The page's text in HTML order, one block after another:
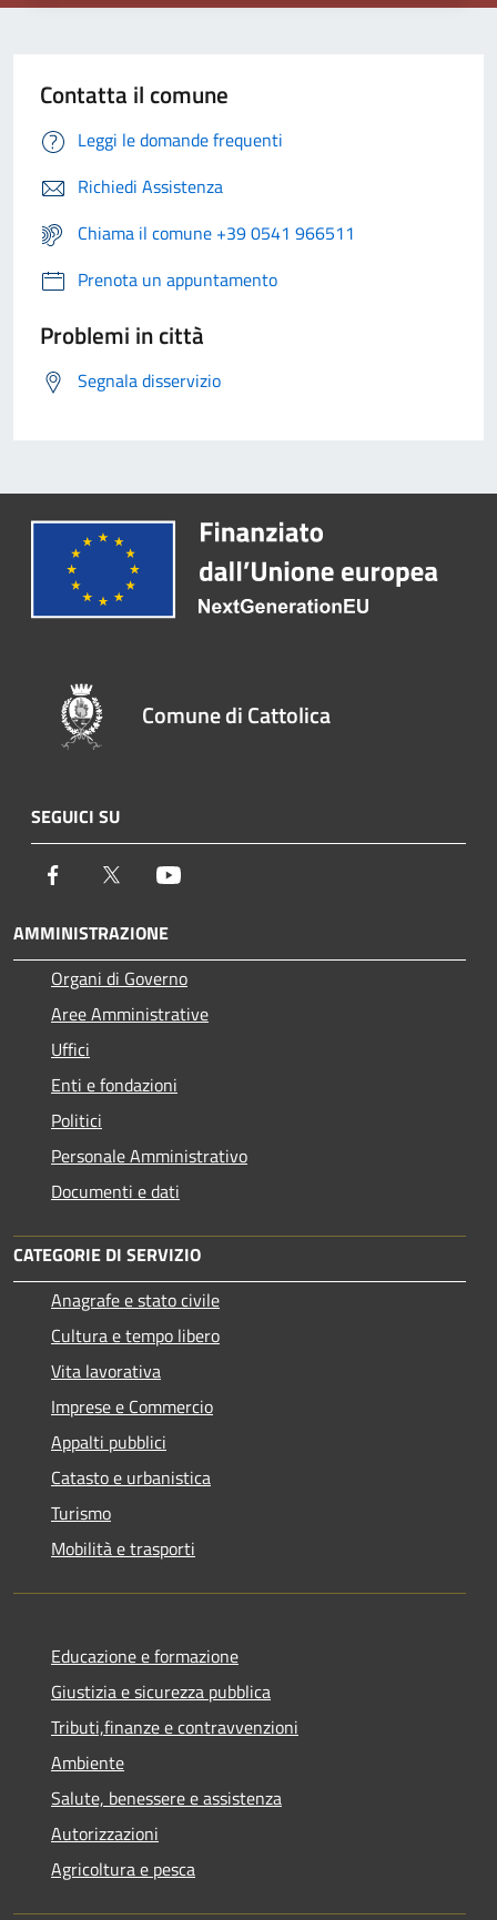
Contatta il comune
Leggi le domande frequenti
Richiedi Assistenza
Chiama il comune +39 0541 966511
Prenota un appuntamento
Problemi in città
Segnala disservizio
Comune di Cattolica
SEGUICI SU
Facebook Twitter
AMMINISTRAZIONE
Organi di Governo
Aree Amministrative
Uffici
Enti e fondazioni
Politici
Personale Amministrativo
Documenti e dati
CATEGORIE DI SERVIZIO
Anagrafe e stato civile
Cultura e tempo libero
Vita lavorativa
Imprese e Commercio
Appalti pubblici
Catasto e urbanistica
Turismo
Mobilità e trasporti
Educazione e formazione
Giustizia e sicurezza pubblica
Tributi,finanze e contravvenzioni
Ambiente
Salute, benessere e assistenza
Autorizzazioni
Agricoltura e pesca